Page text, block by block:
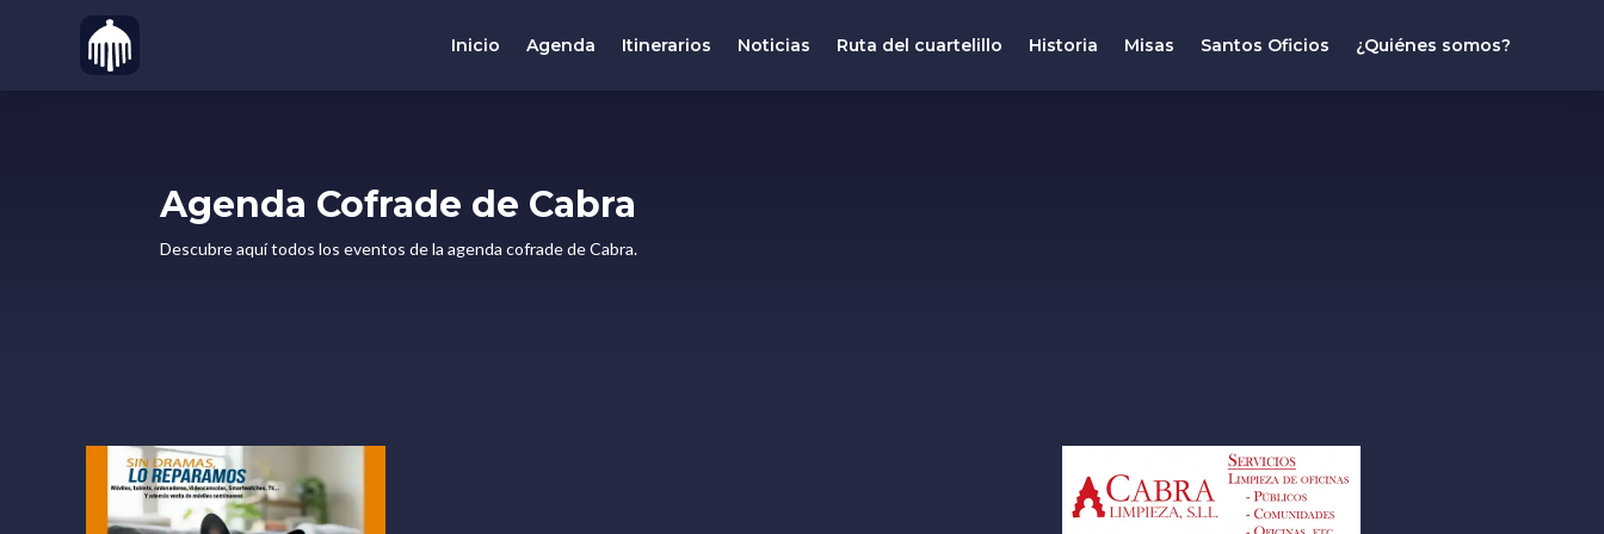
Inicio Agenda Itinerarios Noticias Ruta del cuartelillo Historia Misas Santos Oficios ¿Quiénes somos?
Agenda Cofrade de Cabra
Descubre aquí todos los eventos de la agenda cofrade de Cabra.